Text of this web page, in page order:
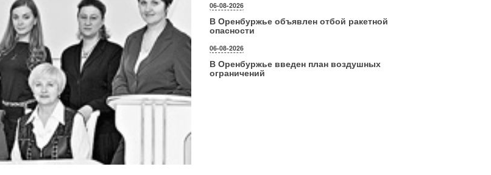
06-08-2026
В Оренбуржье объявлен отбой ракетной
опасности
06-08-2026
В Оренбуржье введен план воздушных
ограничений